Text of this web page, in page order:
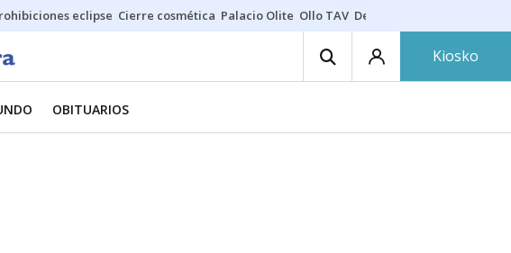
eclipse Cierre cosmética Palacio Olite Ollo TAV Derrama vecinos
Kiosko
OBITUARIOS